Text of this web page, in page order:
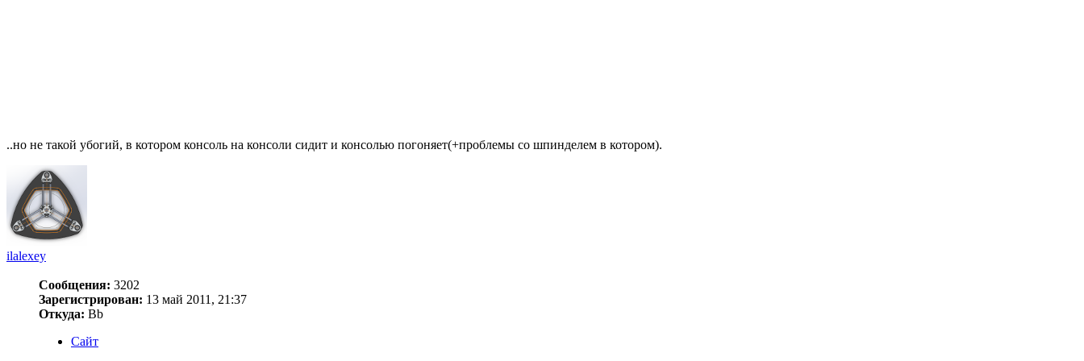
..но не такой убогий, в котором консоль на консоли сидит и консолью погоняет(+проблемы со шпинделем в котором).
ilalexey
Сообщения: 3202
Зарегистрирован: 13 май 2011, 21:37
Откуда: Bb
Сайт